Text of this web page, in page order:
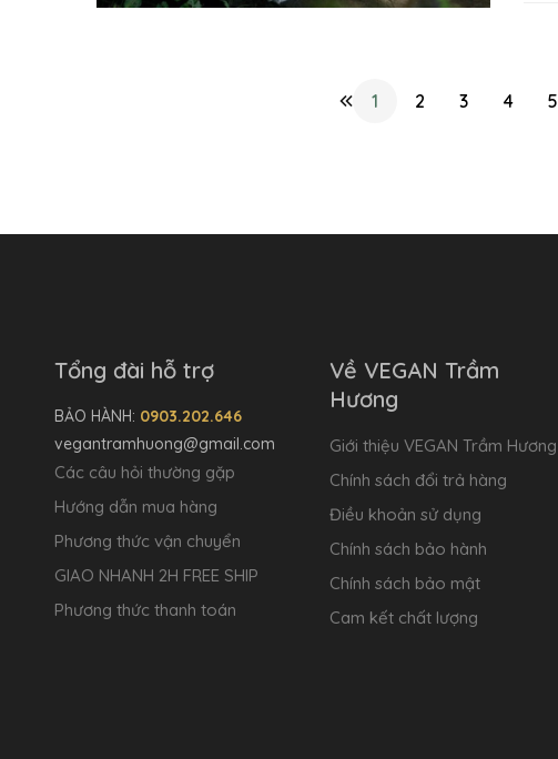
1 2 3 4 5
Tổng đài hỗ trợ
BẢO HÀNH: 0903.202.646
vegantramhuong@gmail.com
Các câu hỏi thường gặp
Hướng dẫn mua hàng
Phương thức vận chuyển
GIAO NHANH 2H FREE SHIP
Phương thức thanh toán
Về VEGAN Trầm
Hương
Giới thiệu VEGAN Trầm Hương
Chính sách đổi trả hàng
Điều khoản sử dụng
Chính sách bảo hành
Chính sách bảo mật
Cam kết chất lượng